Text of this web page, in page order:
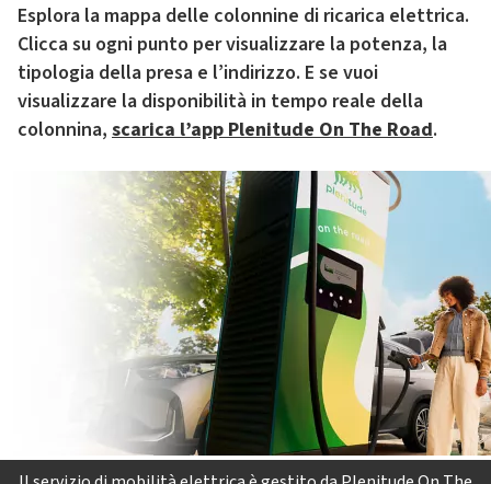
Esplora la mappa delle colonnine di ricarica elettrica.
Clicca su ogni punto per visualizzare la potenza, la
tipologia della presa e l’indirizzo. E se vuoi
visualizzare la disponibilità in tempo reale della
colonnina, scarica l’app Plenitude On The Road.